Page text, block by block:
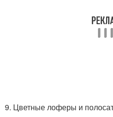
9. Цветные лоферы и